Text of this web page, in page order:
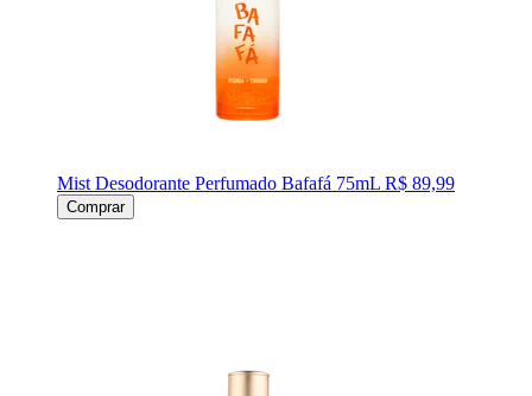
Mist Desodorante Perfumado Bafafá 75mL R$ 89,99
Comprar